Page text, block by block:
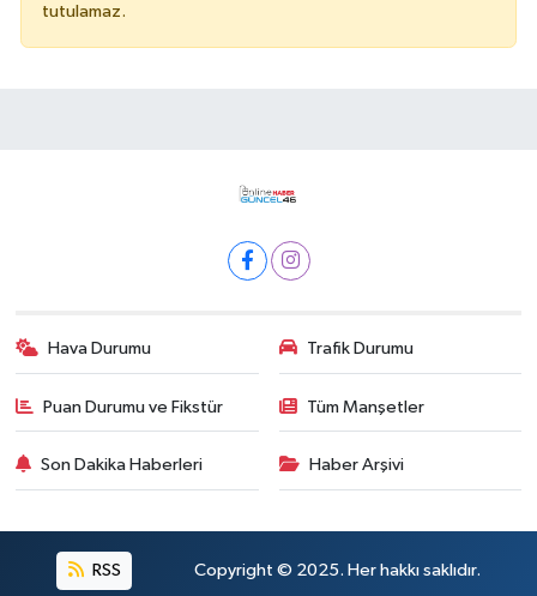
tutulamaz.
Hava Durumu Trafik Durumu
Puan Durumu ve Fikstür Tüm Manşetler
Son Dakika Haberleri Haber Arşivi
RSS Copyright © 2025. Her hakkı saklıdır.